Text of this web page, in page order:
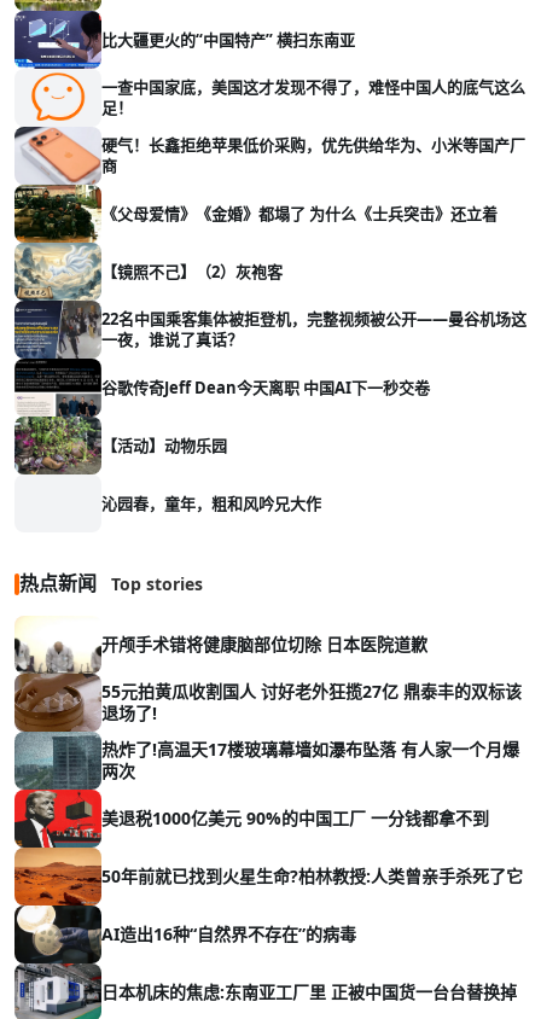
比大疆更火的“中国特产” 横扫东南亚
一查中国家底，美国这才发现不得了，难怪中国人的底气这么
足！
硬气！长鑫拒绝苹果低价采购，优先供给华为、小米等国产厂
商
《父母爱情》《金婚》都塌了 为什么《士兵突击》还立着
【镜照不己】（2）灰袍客
22名中国乘客集体被拒登机，完整视频被公开——曼谷机场这
一夜，谁说了真话？
谷歌传奇Jeff Dean今天离职 中国AI下一秒交卷
【活动】动物乐园
沁园春，童年，粗和风吟兄大作
热点新闻 Top stories
开颅手术错将健康脑部位切除 日本医院道歉
55元拍黄瓜收割国人 讨好老外狂揽27亿 鼎泰丰的双标该
退场了!
热炸了!高温天17楼玻璃幕墙如瀑布坠落 有人家一个月爆
两次
美退税1000亿美元 90%的中国工厂 一分钱都拿不到
50年前就已找到火星生命?柏林教授:人类曾亲手杀死了它
AI造出16种“自然界不存在”的病毒
日本机床的焦虑:东南亚工厂里 正被中国货一台台替换掉